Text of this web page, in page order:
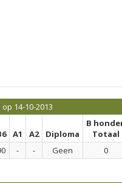
14-10-2013
A1 A2 Diploma
B
Totaal
- - Geen 0